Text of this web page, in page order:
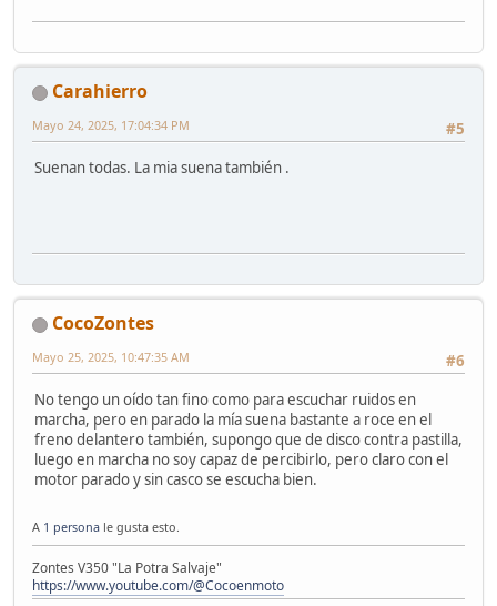
Carahierro
#5
Mayo 24, 2025, 17:04:34 PM
Suenan todas. La mia suena también .
CocoZontes
#6
Mayo 25, 2025, 10:47:35 AM
No tengo un oído tan fino como para escuchar ruidos en
marcha, pero en parado la mía suena bastante a roce en el
freno delantero también, supongo que de disco contra pastilla,
luego en marcha no soy capaz de percibirlo, pero claro con el
motor parado y sin casco se escucha bien.
A 1 persona le gusta esto.
Zontes V350 "La Potra Salvaje"
https://www.youtube.com/@Cocoenmoto